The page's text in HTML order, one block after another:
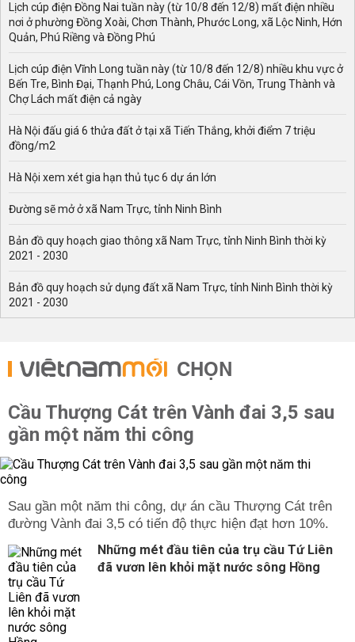
Lịch cúp điện Đồng Nai tuần này (từ 10/8 đến 12/8) mất điện nhiều
nơi ở phường Đồng Xoài, Chơn Thành, Phước Long, xã Lộc Ninh, Hớn
Quản, Phú Riềng và Đồng Phú
Lịch cúp điện Vĩnh Long tuần này (từ 10/8 đến 12/8) nhiều khu vực ở
Bến Tre, Bình Đại, Thạnh Phú, Long Châu, Cái Vồn, Trung Thành và
Chợ Lách mất điện cả ngày
Hà Nội đấu giá 6 thửa đất ở tại xã Tiến Thắng, khởi điểm 7 triệu
đồng/m2
Hà Nội xem xét gia hạn thủ tục 6 dự án lớn
Đường sẽ mở ở xã Nam Trực, tỉnh Ninh Bình
Bản đồ quy hoạch giao thông xã Nam Trực, tỉnh Ninh Bình thời kỳ
2021 - 2030
Bản đồ quy hoạch sử dụng đất xã Nam Trực, tỉnh Ninh Bình thời kỳ
2021 - 2030
CHỌN
Cầu Thượng Cát trên Vành đai 3,5 sau
gần một năm thi công
Sau gần một năm thi công, dự án cầu Thượng Cát trên
đường Vành đai 3,5 có tiến độ thực hiện đạt hơn 10%.
Những mét đầu tiên của trụ cầu Tứ Liên
đã vươn lên khỏi mặt nước sông Hồng